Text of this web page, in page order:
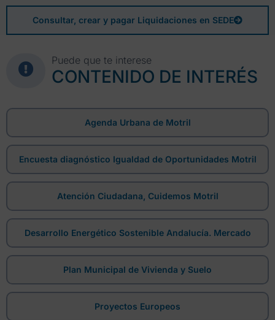
Consultar, crear y pagar Liquidaciones en SEDE
Puede que te interese
CONTENIDO DE INTERÉS
Agenda Urbana de Motril
Encuesta diagnóstico Igualdad de Oportunidades Motril
Atención Ciudadana, Cuidemos Motril
Desarrollo Energético Sostenible Andalucía. Mercado
Plan Municipal de Vivienda y Suelo
Proyectos Europeos